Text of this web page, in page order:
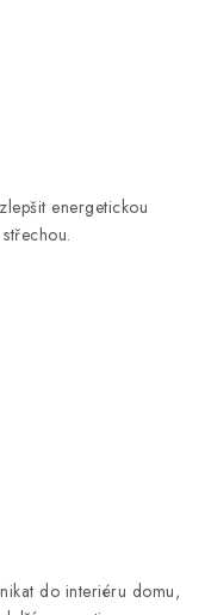
energetickou
do interiéru domu,